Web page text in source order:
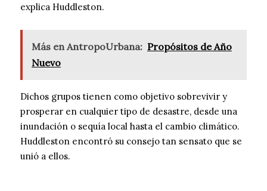
explica Huddleston.
Más en AntropoUrbana: Propósitos de Año
Nuevo
Dichos grupos tienen como objetivo sobrevivir y
prosperar en cualquier tipo de desastre, desde una
inundación o sequía local hasta el cambio climático.
Huddleston encontró su consejo tan sensato que se
unió a ellos.